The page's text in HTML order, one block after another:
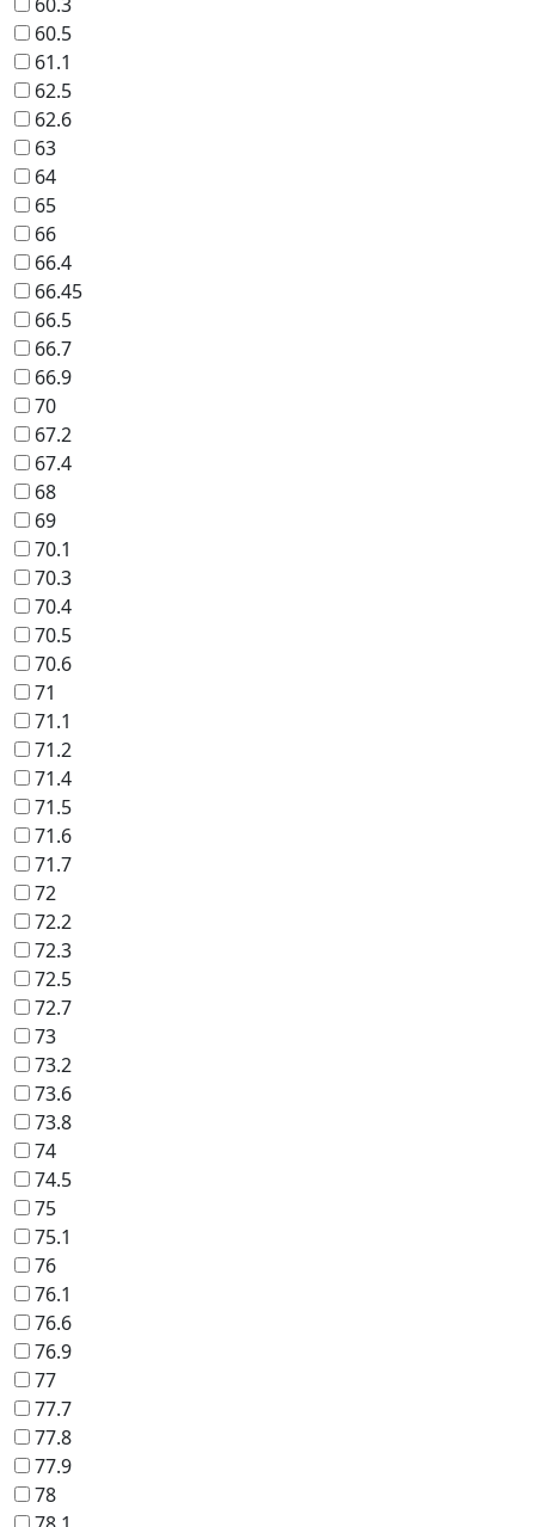
60.5
61.1
62.5
62.6
63
64
65
66
66.4
66.45
66.5
66.7
66.9
70
67.2
67.4
68
69
70.1
70.3
70.4
70.5
70.6
71
71.1
71.2
71.4
71.5
71.6
71.7
72
72.2
72.3
72.5
72.7
73
73.2
73.6
73.8
74
74.5
75
75.1
76
76.1
76.6
76.9
77
77.7
77.8
77.9
78